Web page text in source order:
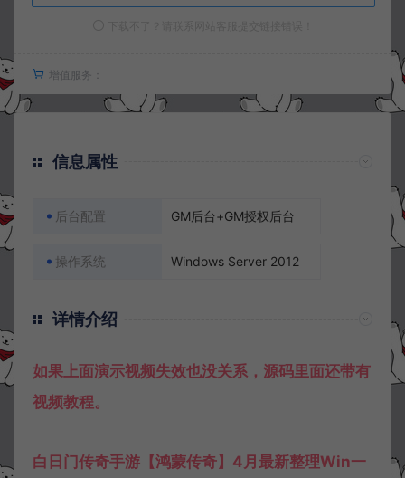
增值服务：
信息属性
后台配置 GM后台+GM授权后台
操作系统 Windows Server 2012
详情介绍
如果上面演示视频失效也没关系，源码里面还带有
视频教程。
白日门传奇手游【鸿蒙传奇】4月最新整理Win一